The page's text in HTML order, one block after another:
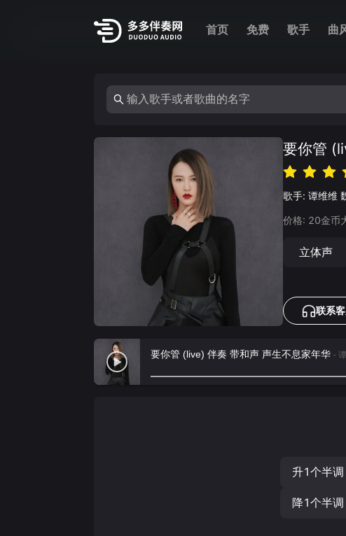
首页 免费 歌手 曲
要你管
歌手: 谭维维
价格: 20金币
立体声
联系
要你管 (live) 伴奏 带和声 声生不息家年华 -
升1个半调
降1个半调